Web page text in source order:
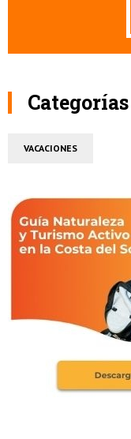
Categorías
VACACIONES